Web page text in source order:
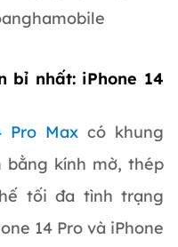
bỉ nhất: iPhone 14
Pro Max có khung
bằng kính mờ, thép
tối đa tình trạng
14 Pro và iPhone